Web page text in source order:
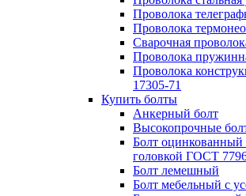
Проволока
Проволока
Сварочная
Проволока
Проволока
17305-71
Купить болты
Анкерный болт
Высокопрочные
Болт
головкой ГОСТ
Болт лемешный
Болт мебельный с